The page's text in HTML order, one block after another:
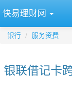
快易理财网
银行 服务资费
银联借记卡